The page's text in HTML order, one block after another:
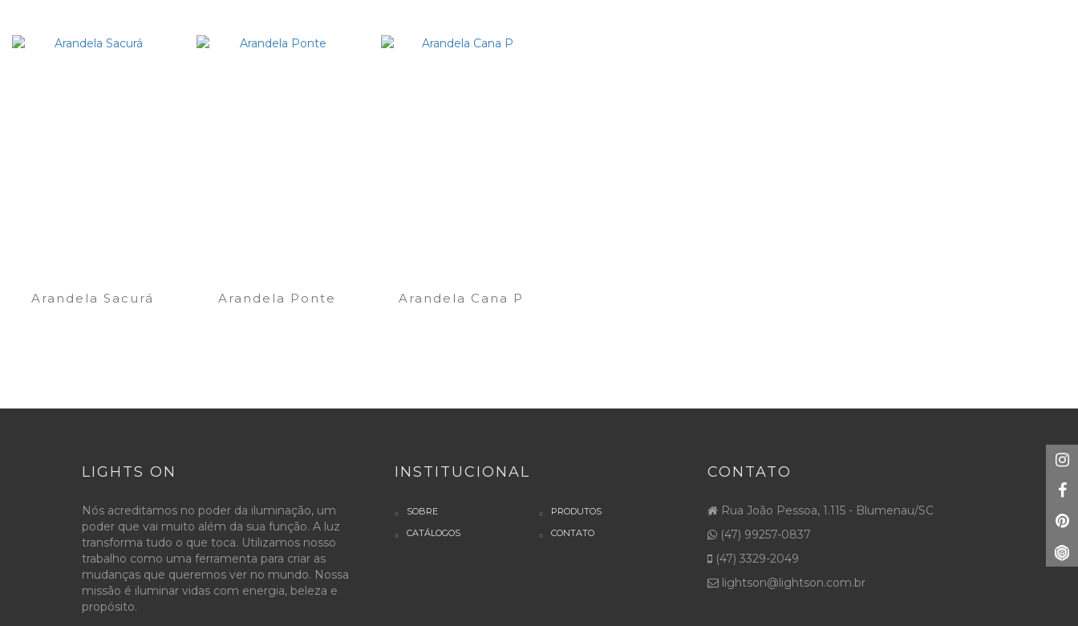
Arandela Sacurá Arandela Ponte Arandela Cana P
LIGHTS ON
Nós acreditamos no poder da iluminação, um
poder que vai muito além da sua função. A luz
transforma tudo o que toca. Utilizamos nosso
trabalho como uma ferramenta para criar as
mudanças que queremos ver no mundo. Nossa
missão é iluminar vidas com energia, beleza e
propósito.
INSTITUCIONAL
SOBRE
PRODUTOS
CATÁLOGOS
CONTATO
CONTATO
Rua João Pessoa, 1.115 - Blumenau/SC
(47) 99257-0837
(47) 3329-2049
lightson@lightson.com.br